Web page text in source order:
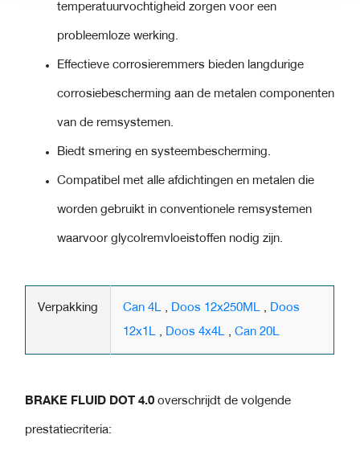
temperatuurvochtigheid zorgen voor een
probleemloze werking.
Effectieve corrosieremmers bieden langdurige
corrosiebescherming aan de metalen componenten
van de remsystemen.
Biedt smering en systeembescherming.
Compatibel met alle afdichtingen en metalen die
worden gebruikt in conventionele remsystemen
waarvoor glycolremvloeistoffen nodig zijn.
Verpakking Can 4L Doos 12x250ML Doos
12x1L Doos 4x4L ,Can 20L
BRAKE FLUID DOT 4.0 overschrijdt de volgende
prestatiecriteria: